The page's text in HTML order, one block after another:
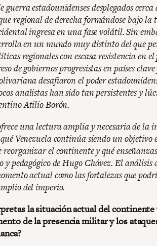
guerra estadounidenses desplegados
regional de derecha formándose bajo
ingresa en una fase volátil. Sin
en un mundo muy distinto del que
regionales con escasa resistencia en el
de gobiernos progresistas en países
desafiaron el poder
analistas han sido tan persistentes y
Atilio Borón.
una lectura amplia y necesaria de la
Venezuela continúa siendo un objetivo
el continente y qué
y pedagógico de Hugo Chávez. El
actual como las fortalezas que
del imperio.
la situación actual del continente
de la presencia militar y los